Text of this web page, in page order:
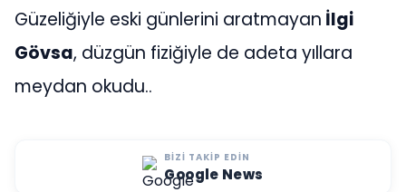
Güzeliğiyle eski günlerini aratmayan İlgi
Gövsa, düzgün fiziğiyle de adeta yıllara
meydan okudu..
BIZI TAKIP EDIN
Google News